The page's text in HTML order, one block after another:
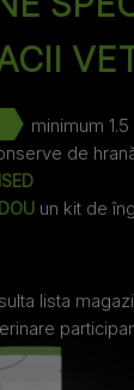
minimum
de
un kit de
lista